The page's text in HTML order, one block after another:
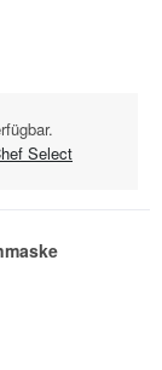
Select